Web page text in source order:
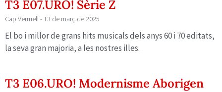
T3 E07.URO! Sèrie Z
Cap Vermell 13 de març de 2025
El bo i millor de grans hits musicals dels anys 60 i 70 editats,
la seva gran majoria, a les nostres illes.
T3 E06.URO! Modernisme Aborigen